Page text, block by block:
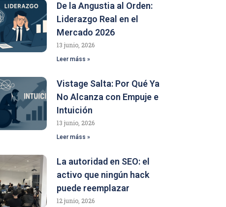
De la Angustia al Orden:
Liderazgo Real en el
Mercado 2026
13 junio, 2026
Leer máss »
Vistage Salta: Por Qué Ya
No Alcanza con Empuje e
Intuición
13 junio, 2026
Leer máss »
La autoridad en SEO: el
activo que ningún hack
puede reemplazar
12 junio, 2026